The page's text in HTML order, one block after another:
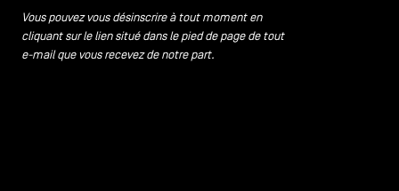
Vous pouvez vous désinscrire à tout moment en
cliquant sur le lien situé dans le pied de page de tout
e-mail que vous recevez de notre part.